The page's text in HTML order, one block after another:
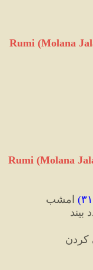
Rumi (Molana
Rumi (Molana
۳۱) امشب
کردن